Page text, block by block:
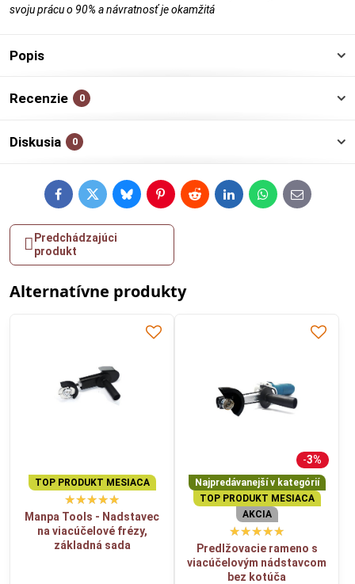
svoju prácu o 90% a návratnosť je okamžitá
Popis
Recenzie 0
Diskusia 0
FacebookTwitterBlueskyPinterestRedditLinkedInWhatsApp
E-
mail
Predchádzajúci
produkt
Alternatívne produkty
TOP PRODUKT MESIACA
Manpa Tools - Nadstavec
na viacúčelové frézy,
základná sada
3%
Najpredávanejší v kategórií
TOP PRODUKT MESIACA
AKCIA
Predlžovacie rameno s
viacúčelovým nádstavcom
bez kotúča